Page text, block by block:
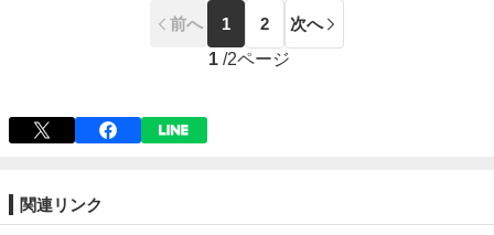
前へ 1 2
次へ
1 /2ページ
関連リンク